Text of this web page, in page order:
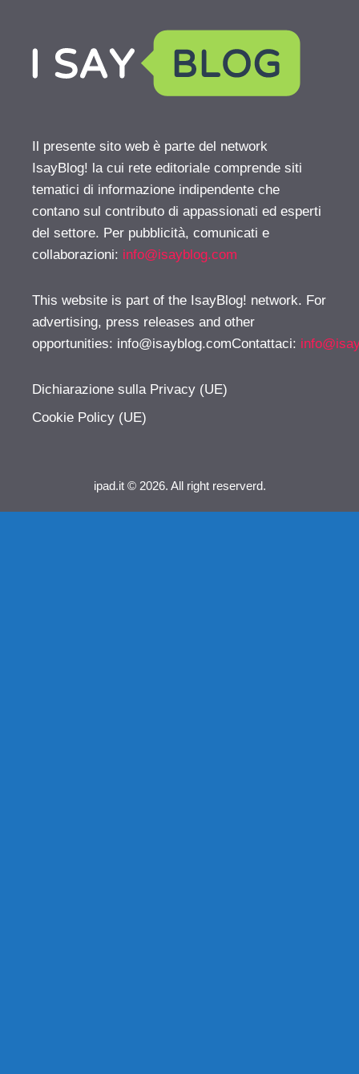
Il presente sito web è parte del network
IsayBlog! la cui rete editoriale comprende siti
tematici di informazione indipendente che
contano sul contributo di appassionati ed esperti
del settore. Per pubblicità, comunicati e
collaborazioni: info@isayblog.com
This website is part of the IsayBlog! network. For
advertising, press releases and other
opportunities: info@isayblog.comContattaci:
Dichiarazione sulla Privacy (UE)
Cookie Policy (UE)
ipad.it © 2026. All right reserverd.